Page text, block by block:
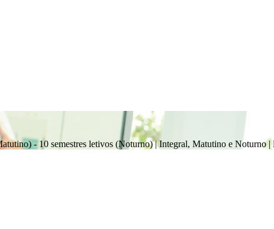
- 10 semestres letivos (Noturno) | Integral, Matutino e Noturno|